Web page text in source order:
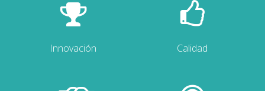
Innovación Calidad